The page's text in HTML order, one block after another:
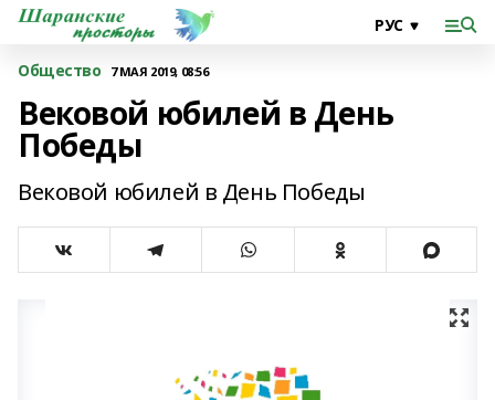
Общество 7 МАЯ 2019, 08:56
Вековой юбилей в День
Победы
Вековой юбилей в День Победы